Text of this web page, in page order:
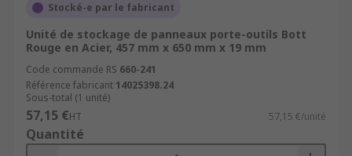
Stocké-e par le fabricant
Unité de stockage de panneaux porte-outils Bott
Rouge en Acier, 457 mm x 650 mm x 19 mm
Code commande RS 660-241
Référence fabricant 14025398.24
Sous-total (1 unité)
57,15 €HT 57,15 €/unité
Quantité